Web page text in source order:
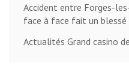
Accident entre Forges-
face à face fait un blessé
Actualités Grand casino